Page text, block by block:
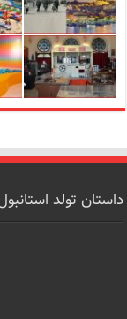
داستان تولد